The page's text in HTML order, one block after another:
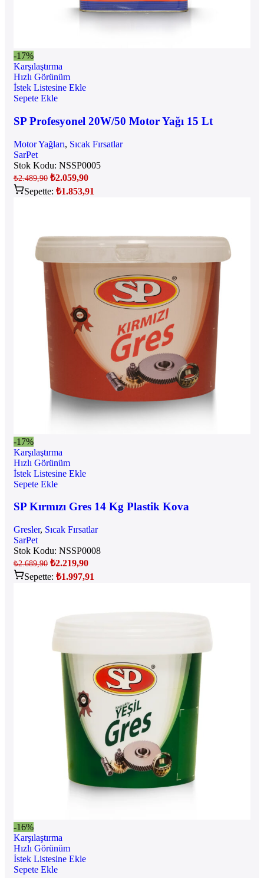
-17%
Karşılaştırma
Hızlı Görünüm
İstek Listesine Ekle
Sepete Ekle
SP Profesyonel 20W/50 Motor Yağı 15 Lt
Motor Yağları, Sıcak Fırsatlar
SarPet
Stok Kodu: NSSP0005
₺2.489,90 ₺2.059,90
Sepette: ₺1.853,91
-17%
Karşılaştırma
Hızlı Görünüm
İstek Listesine Ekle
Sepete Ekle
SP Kırmızı Gres 14 Kg Plastik Kova
Gresler, Sıcak Fırsatlar
SarPet
Stok Kodu: NSSP0008
₺2.689,90 ₺2.219,90
Sepette: ₺1.997,91
-16%
Karşılaştırma
Hızlı Görünüm
İstek Listesine Ekle
Sepete Ekle